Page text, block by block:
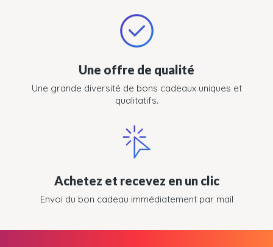
Une offre de qualité
Une grande diversité de bons cadeaux uniques et
qualitatifs.
Achetez et recevez en un clic
Envoi du bon cadeau immédiatement par mail